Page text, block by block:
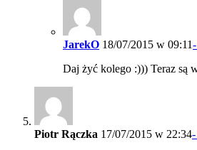
JarekO 18/07/2015 w 09:11
Daj żyć kolego :))) Teraz są
Piotr Rączka 17/07/2015 w 22:34